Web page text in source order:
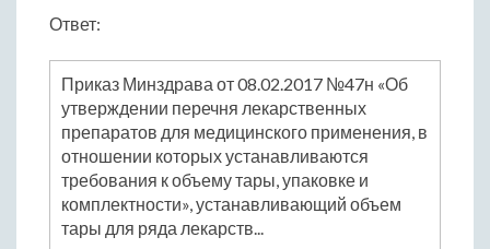
Ответ:
Приказ Минздрава от 08.02.2017 №47н «Об
утверждении перечня лекарственных
препаратов для медицинского применения, в
отношении которых устанавливаются
требования к объему тары, упаковке и
комплектности», устанавливающий объем
тары для ряда лекарств...